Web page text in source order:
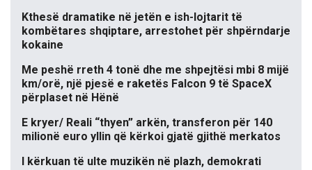
Kthesë dramatike në jetën e ish-lojtarit të
kombëtares shqiptare, arrestohet për shpërndarje
kokaine
Me peshë rreth 4 tonë dhe me shpejtësi mbi 8 mijë
km/orë, një pjesë e raketës Falcon 9 të SpaceX
përplaset në Hënë
E kryer/ Reali “thyen” arkën, transferon për 140
milionë euro yllin që kërkoi gjatë gjithë merkatos
I kërkuan të ulte muzikën në plazh, demokrati